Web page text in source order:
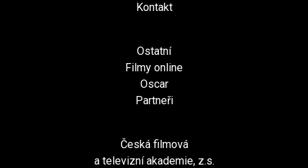
Kontakt
Ostatní
Filmy online
Oscar
Partneři
Česká filmová
a televizní akademie, z.s.